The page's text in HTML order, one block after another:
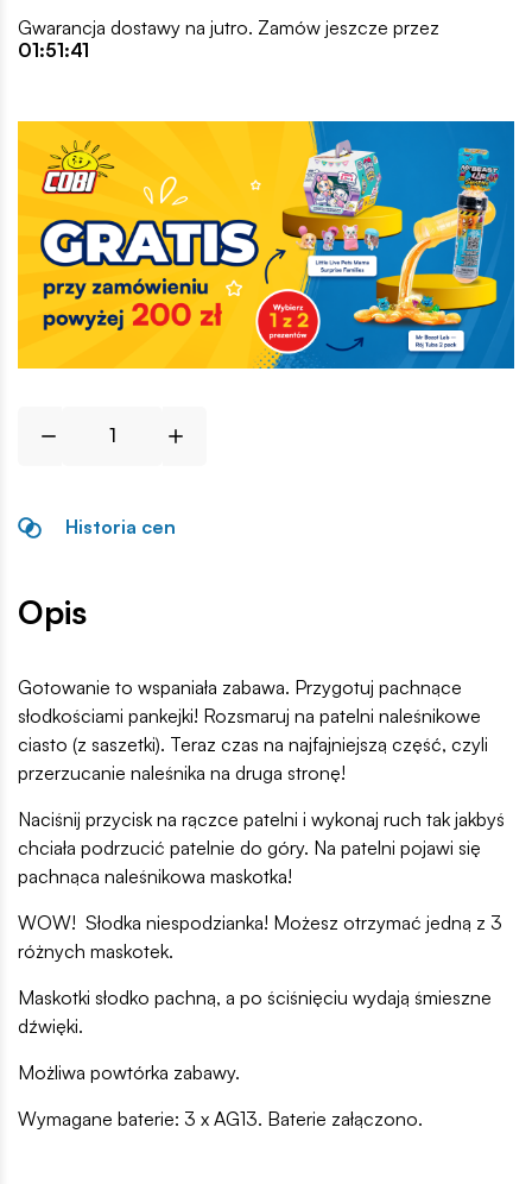
Gwarancja dostawy na jutro. Zamów jeszcze przez
01:51:40
Historia cen
Opis
Gotowanie to wspaniała zabawa. Przygotuj pachnące
słodkościami pankejki! Rozsmaruj na patelni naleśnikowe
ciasto (z saszetki). Teraz czas na najfajniejszą część, czyli
przerzucanie naleśnika na druga stronę!
Naciśnij przycisk na rączce patelni i wykonaj ruch tak jakbyś
chciała podrzucić patelnie do góry. Na patelni pojawi się
pachnąca naleśnikowa maskotka!
WOW! Słodka niespodzianka! Możesz otrzymać jedną z 3
różnych maskotek.
Maskotki słodko pachną, a po ściśnięciu wydają śmieszne
dźwięki.
Możliwa powtórka zabawy.
Wymagane baterie: 3 x AG13. Baterie załączono.